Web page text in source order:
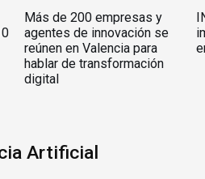
Más de 200 empresas y
agentes de innovación se
reúnen en Valencia para
hablar de transformación
digital
Artificial